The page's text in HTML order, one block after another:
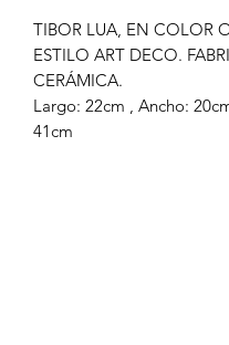
TIBOR LUA, EN COLOR
ESTILO ART DECO.
CERÁMICA.
Largo: 22cm , Ancho:
41cm